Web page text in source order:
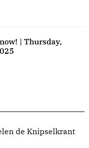
| Thursday,
de Knipselkrant